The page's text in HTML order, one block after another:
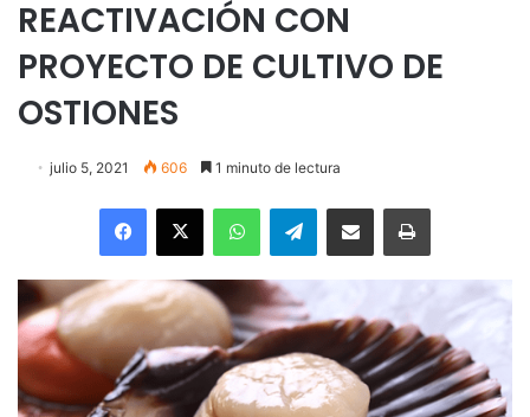
REACTIVACIÓN CON
PROYECTO DE CULTIVO DE
OSTIONES
julio 5, 2021 606 1 minuto de lectura
Facebook
X WhatsAppTelegramEnviar vía email Imprimir